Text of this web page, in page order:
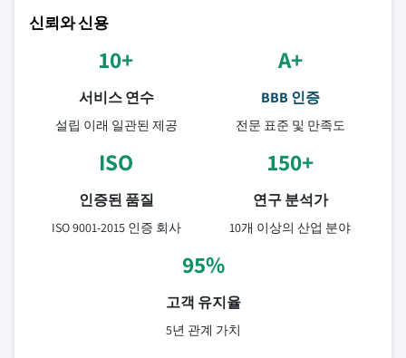
신뢰와 신용
10+
서비스 연수
설립 이래 일관된 제공
A+
BBB 인증
전문 표준 및 만족도
ISO
인증된 품질
ISO 9001-2015 인증 회사
150+
연구 분석가
10개 이상의 산업 분야
95%
고객 유지율
5년 관계 가치